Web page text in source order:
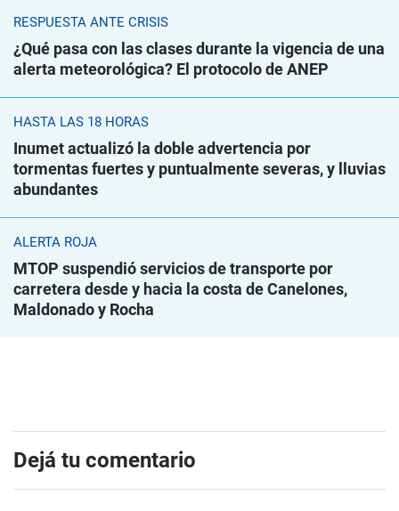
RESPUESTA ANTE CRISIS
¿Qué pasa con las clases durante la vigencia de una
alerta meteorológica? El protocolo de ANEP
HASTA LAS 18 HORAS
Inumet actualizó la doble advertencia por
tormentas fuertes y puntualmente severas, y lluvias
abundantes
ALERTA ROJA
MTOP suspendió servicios de transporte por
carretera desde y hacia la costa de Canelones,
Maldonado y Rocha
Dejá tu comentario